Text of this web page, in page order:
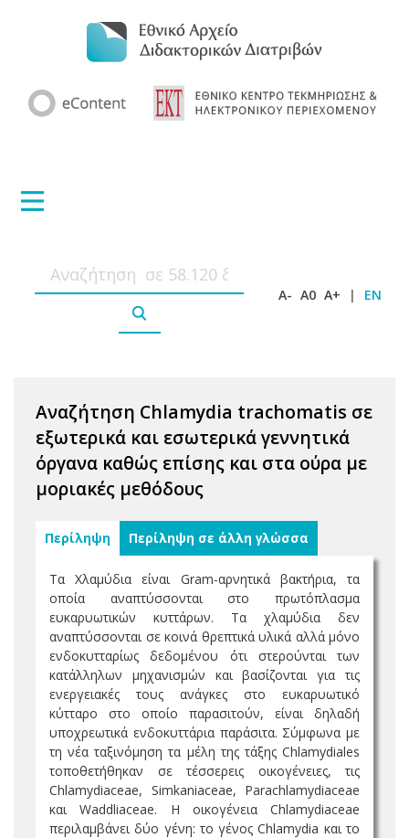
A- A0 A+ | EN
Αναζήτηση Chlamydia trachomatis σε
εξωτερικά και εσωτερικά γεννητικά
όργανα καθώς επίσης και στα ούρα με
μοριακές μεθόδους
Περίληψη Περίληψη σε άλλη γλώσσα
Τα Χλαμύδια είναι Gram-αρνητικά βακτήρια, τα
οποία αναπτύσσονται στο πρωτόπλασμα
ευκαρυωτικών κυττάρων. Τα χλαμύδια δεν
αναπτύσσονται σε κοινά θρεπτικά υλικά αλλά μόνο
ενδοκυτταρίως δεδομένου ότι στερούνται των
κατάλληλων μηχανισμών και βασίζονται για τις
ενεργειακές τους ανάγκες στο ευκαρυωτικό
κύτταρο στο οποίο παρασιτούν, είναι δηλαδή
υποχρεωτικά ενδοκυττάρια παράσιτα. Σύμφωνα με
τη νέα ταξινόμηση τα μέλη της τάξης Chlamydiales
τοποθετήθηκαν σε τέσσερεις οικογένειες, τις
Chlamydiaceae, Simkaniaceae, Parachlamydiaceae
και Waddliaceae. Η οικογένεια Chlamydiaceae
περιλαμβάνει δύο γένη: το γένος Chlamydia και το